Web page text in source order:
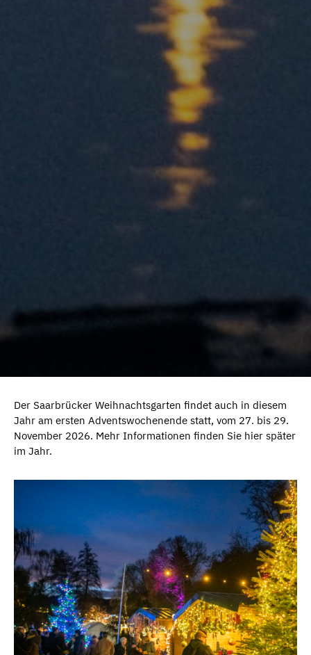
Der Saarbrücker Weihnachtsgarten findet auch in diesem
Jahr am ersten Adventswochenende statt, vom 27. bis 29.
November 2026. Mehr Informationen finden Sie hier später
im Jahr.